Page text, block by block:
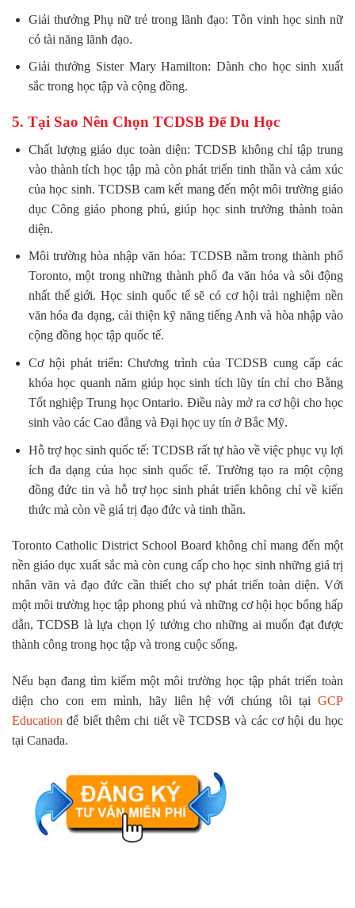
Giải thưởng Phụ nữ trẻ trong lãnh đạo: Tôn vinh học sinh nữ
có tài năng lãnh đạo.
Giải thưởng Sister Mary Hamilton: Dành cho học sinh xuất
sắc trong học tập và cộng đồng.
5. Tại Sao Nên Chọn TCDSB Để Du Học
Chất lượng giáo dục toàn diện: TCDSB không chỉ tập trung
vào thành tích học tập mà còn phát triển tinh thần và cảm xúc
của học sinh. TCDSB cam kết mang đến một môi trường giáo
dục Công giáo phong phú, giúp học sinh trưởng thành toàn
diện.
Môi trường hòa nhập văn hóa: TCDSB nằm trong thành phố
Toronto, một trong những thành phố đa văn hóa và sôi động
nhất thế giới. Học sinh quốc tế sẽ có cơ hội trải nghiệm nền
văn hóa đa dạng, cải thiện kỹ năng tiếng Anh và hòa nhập vào
cộng đồng học tập quốc tế.
Cơ hội phát triển: Chương trình của TCDSB cung cấp các
khóa học quanh năm giúp học sinh tích lũy tín chỉ cho Bằng
Tốt nghiệp Trung học Ontario. Điều này mở ra cơ hội cho học
sinh vào các Cao đẳng và Đại học uy tín ở Bắc Mỹ.
Hỗ trợ học sinh quốc tế: TCDSB rất tự hào về việc phục vụ lợi
ích đa dạng của học sinh quốc tế. Trường tạo ra một cộng
đồng đức tin và hỗ trợ học sinh phát triển không chỉ về kiến
thức mà còn về giá trị đạo đức và tinh thần.
Toronto Catholic District School Board không chỉ mang đến một
nền giáo dục xuất sắc mà còn cung cấp cho học sinh những giá trị
nhân văn và đạo đức cần thiết cho sự phát triển toàn diện. Với
một môi trường học tập phong phú và những cơ hội học bổng hấp
dẫn, TCDSB là lựa chọn lý tưởng cho những ai muốn đạt được
thành công trong học tập và trong cuộc sống.
Nếu bạn đang tìm kiếm một môi trường học tập phát triển toàn
diện cho con em mình, hãy liên hệ với chúng tôi tại GCP
Education để biết thêm chi tiết về TCDSB và các cơ hội du học
tại Canada.